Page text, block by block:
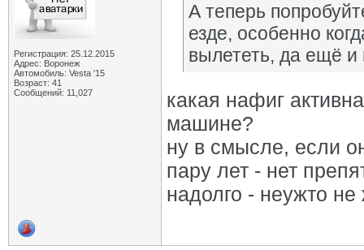
Регистрация: 25.12.2015
Адрес: Воронеж
Автомобиль: Vesta '15
Возраст: 41
Сообщений: 11,027
А теперь
езде, особенно
вылететь, да ещё и
какая нафиг
машине?
ну в смысле, если
пару лет - нет
надолго - неужто